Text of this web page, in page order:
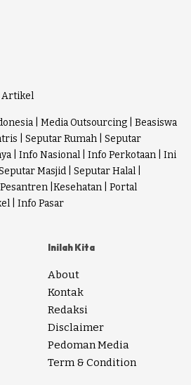
Artikel
Media Outsourcing
Beasiswa
Seputar Rumah
Seputar
Info Nasional Info Perkotaan
Ini
Masjid Seputar Halal
Kesehatan
Portal
Info Pasar
Inilah Kita
About
Kontak
Redaksi
Disclaimer
Pedoman Media
Term & Condition